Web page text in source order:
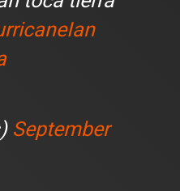
September
Colombia se juega la